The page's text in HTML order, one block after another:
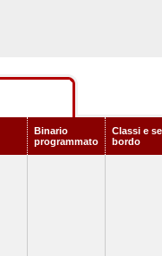
Binario
programmato
Classi e
bordo